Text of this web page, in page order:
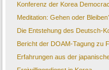
Konferenz der Korea
Meditation: Gehen oder
Die Entstehung des Deutsch-
Bericht der DOAM-Tagung zu
Erfahrungen aus der